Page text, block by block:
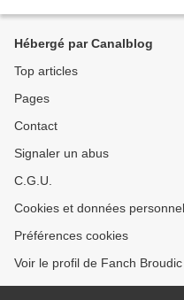
Hébergé par Canalblog
Top articles
Pages
Contact
Signaler un abus
C.G.U.
Cookies et données
Préférences cookies
Voir le profil de Fanch